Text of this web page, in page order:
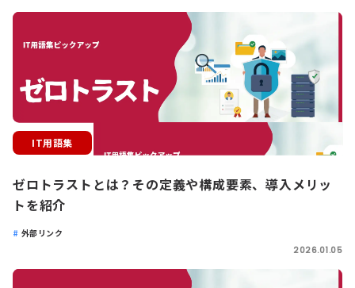
IT用語集
ゼロトラストとは？その定義や構成要素、導入メリッ
トを紹介
外部リンク
2026.01.05